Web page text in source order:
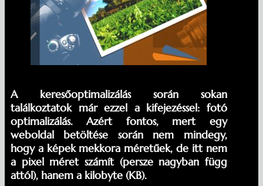
A keresőoptimalizálás során sokan
találkoztatok már ezzel a kifejezéssel: fotó
optimalizálás. Azért fontos, mert egy
weboldal betöltése során nem mindegy,
hogy a képek mekkora méretűek, de itt nem
a pixel méret számít (persze nagyban függ
attól), hanem a kilobyte (KB).